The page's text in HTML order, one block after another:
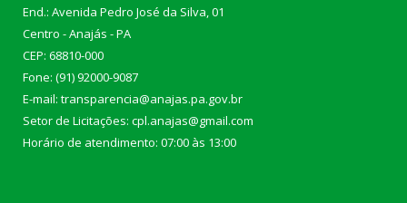
End.: Avenida Pedro José da Silva, 01
Centro - Anajás - PA
CEP: 68810-000
Fone: (91) 92000-9087
E-mail: transparencia@anajas.pa.gov.br
Setor de Licitações: cpl.anajas@gmail.com
Horário de atendimento: 07:00 às 13:00